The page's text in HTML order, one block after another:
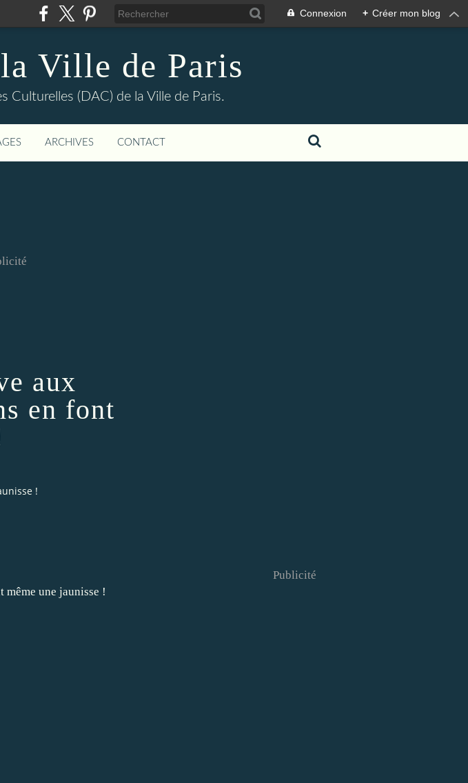
Connexion + Créer mon blog
Ville de Paris
Culturelles (DAC) de la Ville de Paris.
ARCHIVES CONTACT
aux
en font
!
Publicité